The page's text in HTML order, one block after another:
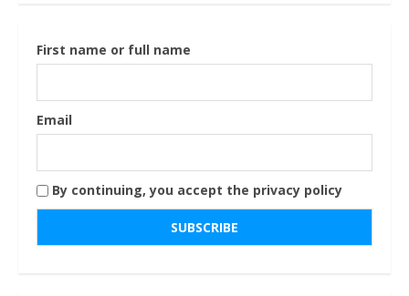
First name or full name
Email
By continuing, you accept the privacy policy